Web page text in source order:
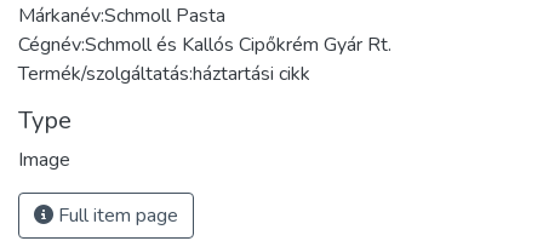
Márkanév:Schmoll Pasta
Cégnév:Schmoll és Kallós Cipőkrém Gyár Rt.
Termék/szolgáltatás:háztartási cikk
Type
Image
Full item page